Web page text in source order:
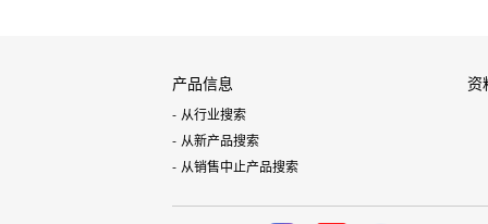
产品信息
从行业搜索
从新产品搜索
从销售中止产品搜索
资